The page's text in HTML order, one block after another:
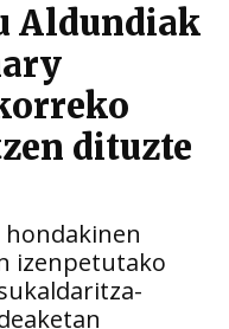
Aldundiak
dituzte
izenpetutako